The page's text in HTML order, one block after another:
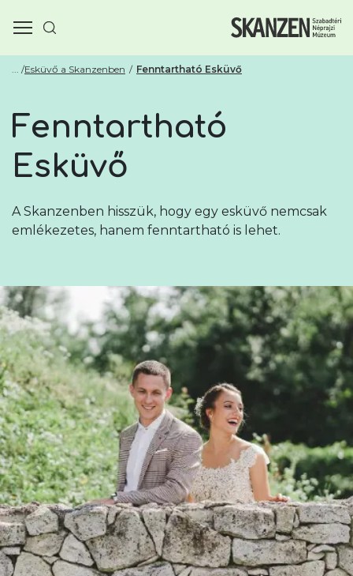
Esküvő a Skanzenben Fenntartható Esküvő
Fenntartható
Esküvő
A Skanzenben hisszük, hogy egy esküvő nemcsak
emlékezetes, hanem fenntartható is lehet.